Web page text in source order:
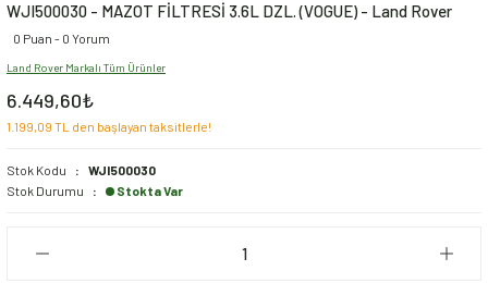
WJI500030 - MAZOT FİLTRESİ 3.6L DZL. (VOGUE) - Land Rover
0 Puan - 0 Yorum
Land Rover Markalı Tüm Ürünler
6.449,60₺
1.199,09 TL den başlayan taksitlerle!
Stok Kodu
WJI500030
Stok Durumu
Stokta Var